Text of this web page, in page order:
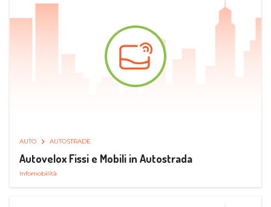
AUTO AUTOSTRADE
Autovelox Fissi e Mobili in Autostrada
Infomobilità